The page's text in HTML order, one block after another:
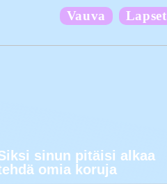
Vauva Lapset
sinun pitäisi alkaa
omia koruja